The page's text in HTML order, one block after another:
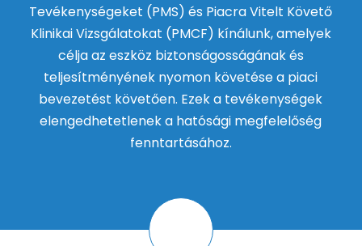
Tevékenységeket (PMS) és Piacra Vitelt Követő
Klinikai Vizsgálatokat (PMCF) kínálunk, amelyek
célja az eszköz biztonságosságának és
teljesítményének nyomon követése a piaci
bevezetést követően. Ezek a tevékenységek
elengedhetetlenek a hatósági megfelelőség
fenntartásához.